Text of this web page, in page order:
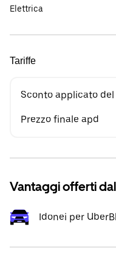
Elettrica
Tariffe
Sconto applicato del
Prezzo finale apd
Vantaggi offerti
Idonei per